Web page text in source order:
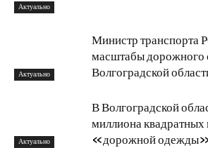
Актуально
Актуально
Министр транспорта
масштабы дорожного
Волгоградской
Актуально
В Волгоградской
миллиона квадратных
«дорожной